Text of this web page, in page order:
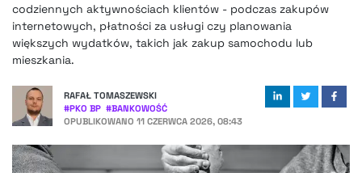
codziennych aktywnościach klientów - podczas zakupów
internetowych, płatności za usługi czy planowania
większych wydatków, takich jak zakup samochodu lub
mieszkania.
RAFAŁ TOMASZEWSKI
#PKO BP #BANKOWOŚĆ
OPUBLIKOWANO 11 CZERWCA 2026, 08:43